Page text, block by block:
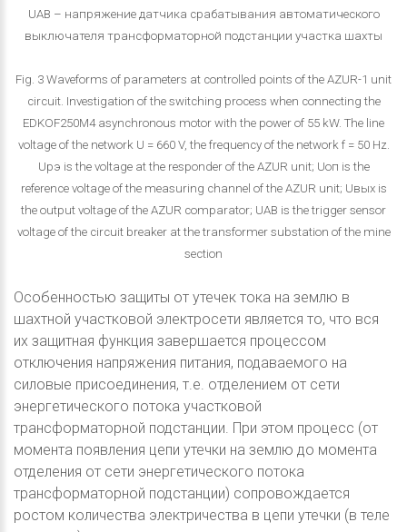
UАВ – напряжение датчика срабатывания автоматического
выключателя трансформаторной подстанции участка шахты
Fig. 3 Waveforms of parameters at controlled points of the AZUR-1 unit
circuit. Investigation of the switching process when connecting the
EDKOF250M4 asynchronous motor with the power of 55 kW. The line
voltage of the network U = 660 V, the frequency of the network f = 50 Hz.
Uрэ is the voltage at the responder of the AZUR unit; Uоп is the
reference voltage of the measuring channel of the AZUR unit; Uвых is
the output voltage of the AZUR comparator; UАВ is the trigger sensor
voltage of the circuit breaker at the transformer substation of the mine
section
Особенностью защиты от утечек тока на землю в
шахтной участковой электросети является то, что вся
их защитная функция завершается процессом
отключения напряжения питания, подаваемого на
силовые присоединения, т.е. отделением от сети
энергетического потока участковой
трансформаторной подстанции. При этом процесс (от
момента появления цепи утечки на землю до момента
отделения от сети энергетического потока
трансформаторной подстанции) сопровождается
ростом количества электричества в цепи утечки (в теле